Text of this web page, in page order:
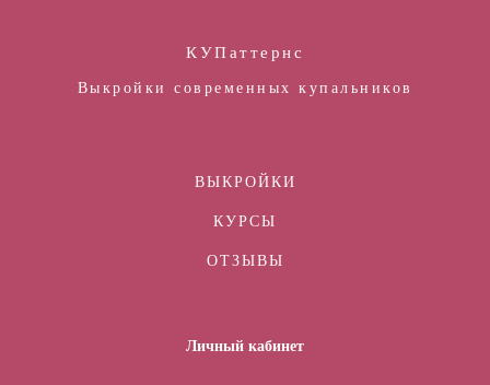
КУПаттернс
Выкройки современных купальников
ВЫКРОЙКИ
КУРСЫ
ОТЗЫВЫ
Личный кабинет